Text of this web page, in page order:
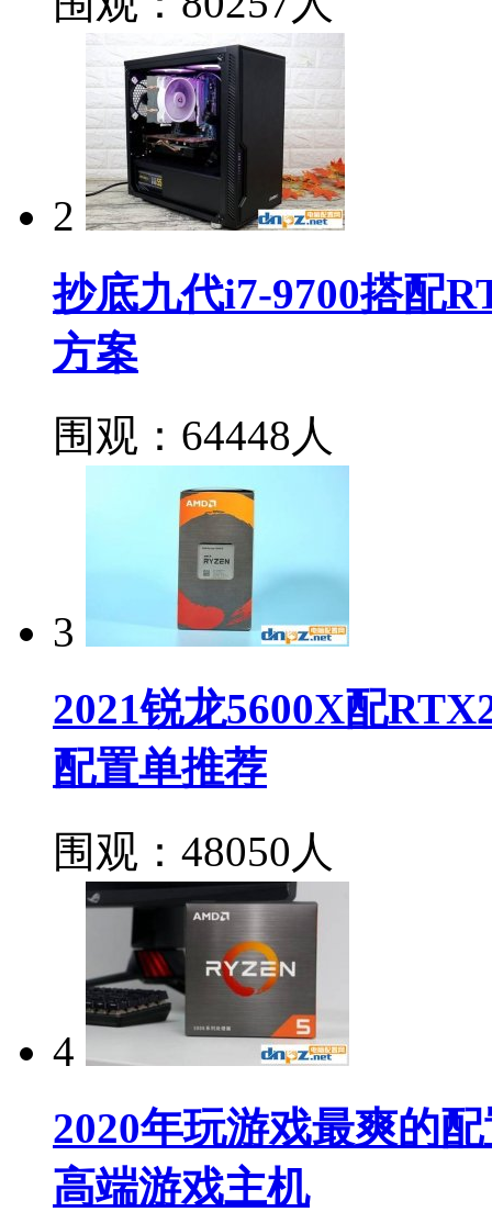
2
抄底九代i7-9700搭配
方案
围观：64448人
3
2021锐龙5600X配
配置单推荐
围观：48050人
4
2020年玩游戏最爽的
高端游戏主机